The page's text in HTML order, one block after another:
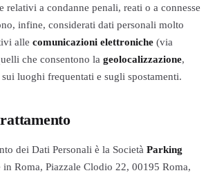
relativi a condanne penali, reati o a connesse
infine, considerati dati personali molto
alle comunicazioni elettroniche (via
che consentono la geolocalizzazione,
luoghi frequentati e sugli spostamenti.
dei Dati Personali è la Società Parking
in Roma, Piazzale Clodio 22, 00195 Roma,